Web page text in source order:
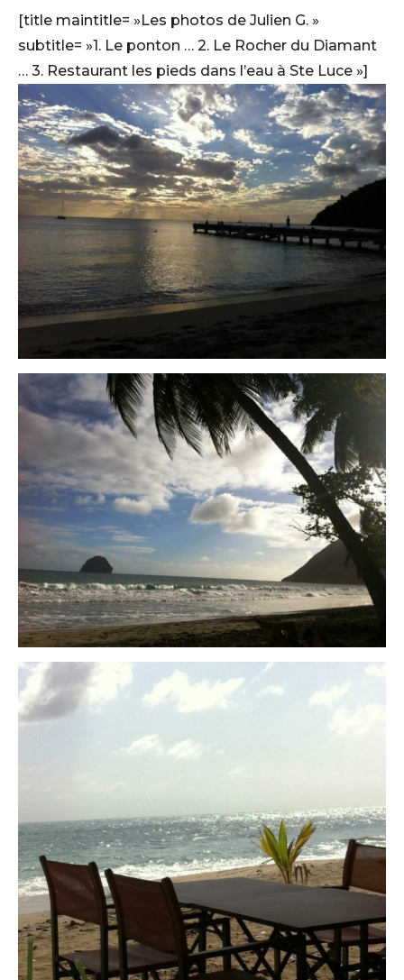
[title maintitle= »Les photos de Julien G. »
subtitle= »1. Le ponton … 2. Le Rocher du Diamant
… 3. Restaurant les pieds dans l’eau à Ste Luce »]